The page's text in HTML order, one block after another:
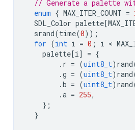
// Generate a palette
enum { MAX_ITER_COUNT =
SDL_Color palette[
srand(time(0));
for (int i = 0 ; i <
palette[i] = {
. r = (uint8_t) rand
.g = (uint8_t) rand
.b = (uint8_t) rand
.a = 255,
};
}